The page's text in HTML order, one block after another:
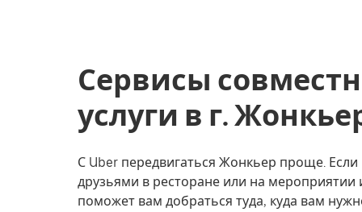
Сервисы
услуги в г.
С Uber передвигаться Жонкьер проще. Если
друзьями в ресторане или на мероприятии
поможет вам добраться туда, куда вам